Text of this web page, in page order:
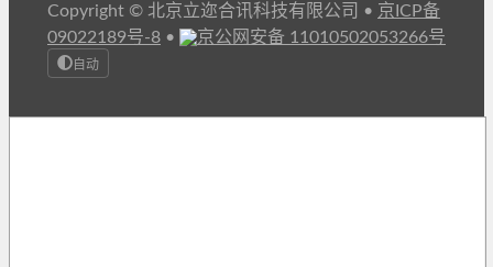
Copyright © 北京立迩合讯科技有限公司 • 京ICP备
09022189号-8 • 京公网安备 11010502053266号
自动